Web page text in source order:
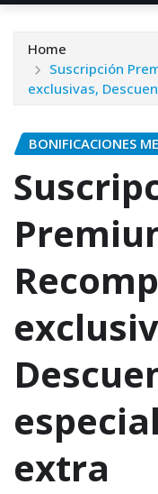
Home
Suscripción
exclusivas,
BONIFICACIONES
extra